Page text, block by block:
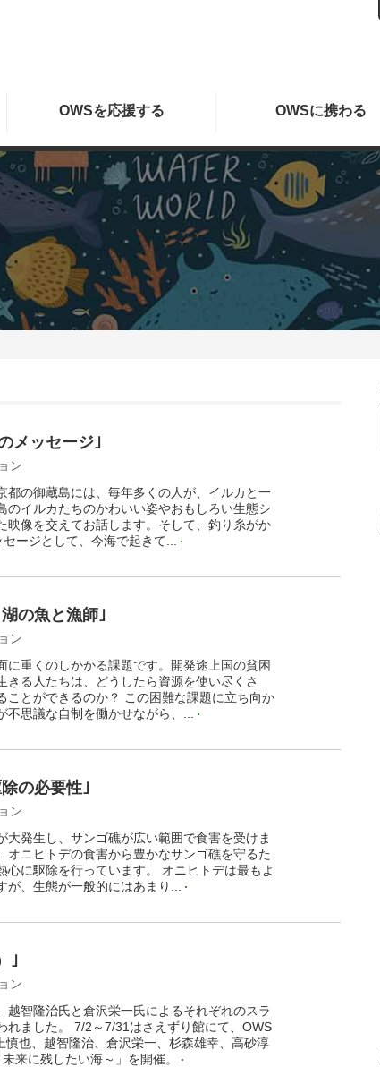
OWSを応援する OWSに携わる
メッセージ｣
ン
都の御蔵島には、毎年多くの人が、イルカと一
のイルカたちのかわいい姿やおもしろい生態シ
映像を交えてお話します。そして、釣り糸がか
ージとして、今海で起きて...
の魚と漁師｣
ン
重くのしかかる課題です。開発途上国の貧困
る人たちは、どうしたら資源を使い尽くさ
ことができるのか？ この困難な課題に立ち向か
不思議な自制を働かせながら、...
の必要性｣
ン
大発生し、サンゴ礁が広い範囲で食害を受けま
オニヒトデの食害から豊かなサンゴ礁を守るた
に駆除を行っています。 オニヒトデは最もよ
が、生態が一般的にはあまり...
｣
ン
越智隆治氏と倉沢栄一氏によるそれぞれのスラ
れました。 7/2～7/31はさえずり館にて、OWS
慎也、越智隆治、倉沢栄一、杉森雄幸、高砂淳
来に残したい海～」を開催。